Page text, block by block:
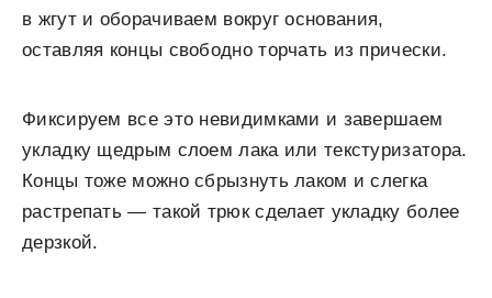
в жгут и оборачиваем вокруг основания,
оставляя концы свободно торчать из прически.
Фиксируем все это невидимками и завершаем
укладку щедрым слоем лака или текстуризатора.
Концы тоже можно сбрызнуть лаком и слегка
растрепать — такой трюк сделает укладку более
дерзкой.